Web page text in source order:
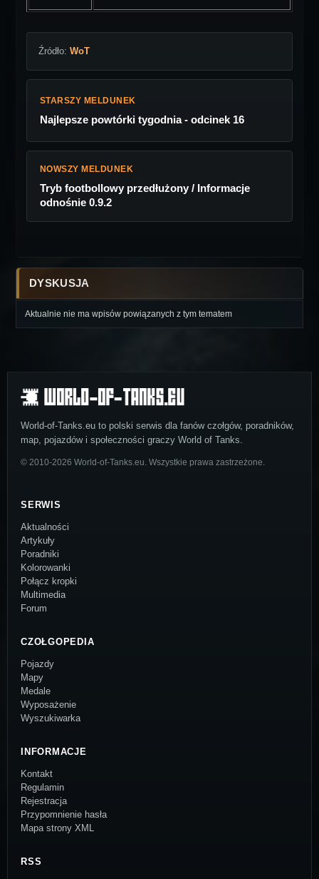
Źródło: WoT
STARSZY MELDUNEK
Najlepsze powtórki tygodnia - odcinek 16
NOWSZY MELDUNEK
Tryb footbollowy przedłużony / Informacje
odnośnie 0.9.2
DYSKUSJA
Aktualnie nie ma wpisów powiązanych z tym tematem
World-of-Tanks.eu to polski serwis dla fanów czołgów, poradników,
map, pojazdów i społeczności graczy World of Tanks.
© 2010-2026 World-of-Tanks.eu. Wszystkie prawa zastrzeżone.
SERWIS
Aktualności
Artykuły
Poradniki
Kolorowanki
Połącz kropki
Multimedia
Forum
CZOŁGOPEDIA
Pojazdy
Mapy
Medale
Wyposażenie
Wyszukiwarka
INFORMACJE
Kontakt
Regulamin
Rejestracja
Przypomnienie hasła
Mapa strony XML
RSS